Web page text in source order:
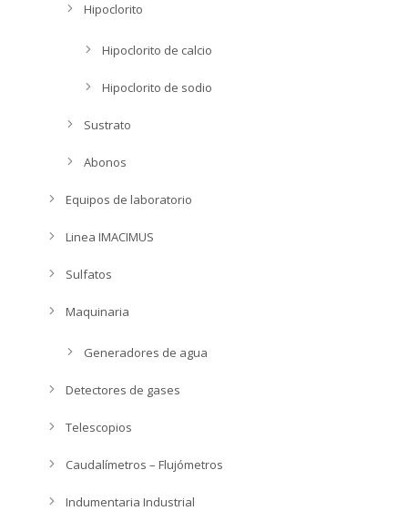
Hipoclorito
Hipoclorito de calcio
Hipoclorito de sodio
Sustrato
Abonos
Equipos de laboratorio
Linea IMACIMUS
Sulfatos
Maquinaria
Generadores de agua
Detectores de gases
Telescopios
Caudalímetros – Flujómetros
Indumentaria Industrial